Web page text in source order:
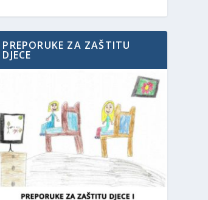
PREPORUKE ZA ZAŠTITU
DJECE